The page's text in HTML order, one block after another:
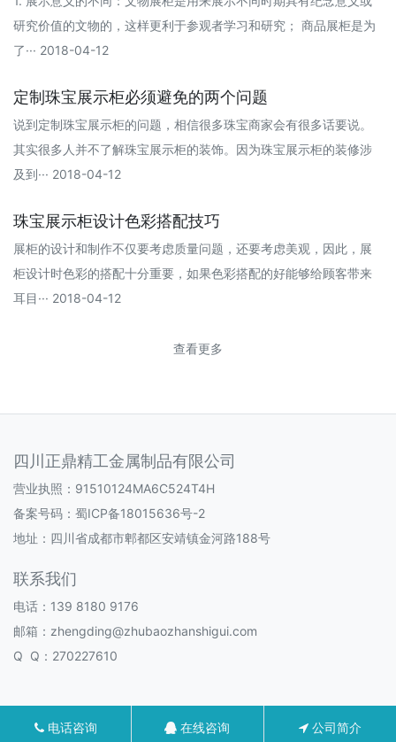
研究价值的文物的，这样更利于参观者学习和研究； 商品展柜是为
了··· 2018-04-12
定制珠宝展示柜必须避免的两个问题
说到定制珠宝展示柜的问题，相信很多珠宝商家会有很多话要说。
其实很多人并不了解珠宝展示柜的装饰。因为珠宝展示柜的装修涉
及到··· 2018-04-12
珠宝展示柜设计色彩搭配技巧
展柜的设计和制作不仅要考虑质量问题，还要考虑美观，因此，展
柜设计时色彩的搭配十分重要，如果色彩搭配的好能够给顾客带来
耳目··· 2018-04-12
查看更多
四川正鼎精工金属制品有限公司
营业执照：91510124MA6C524T4H
备案号码： 蜀ICP备18015636号-2
地址：四川省成都市郫都区安靖镇金河路188号
联系我们
电话：139 8180 9176
邮箱：zhengding@zhubaozhanshigui.com
Q Q：270227610
电话咨询 在线咨询 公司简介